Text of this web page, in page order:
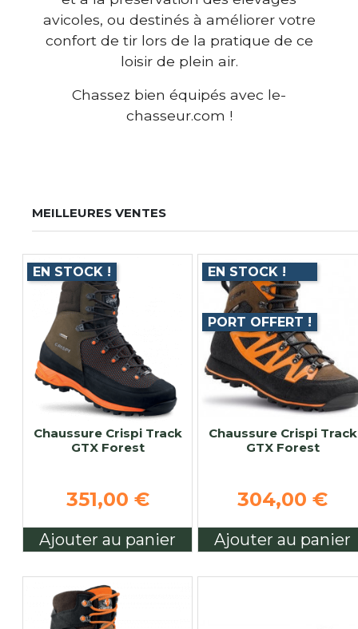
avicoles, ou destinés à améliorer votre
confort de tir lors de la pratique de ce
loisir de plein air.
Chassez bien équipés avec le-
chasseur.com !
MEILLEURES VENTES
Chaussure Crispi Track
GTX Forest
351,00 €
EN STOCK !
Ajouter au panier
Chaussure Crispi Track
GTX Forest
304,00 €
EN STOCK !
PORT OFFERT !
Ajouter au panier